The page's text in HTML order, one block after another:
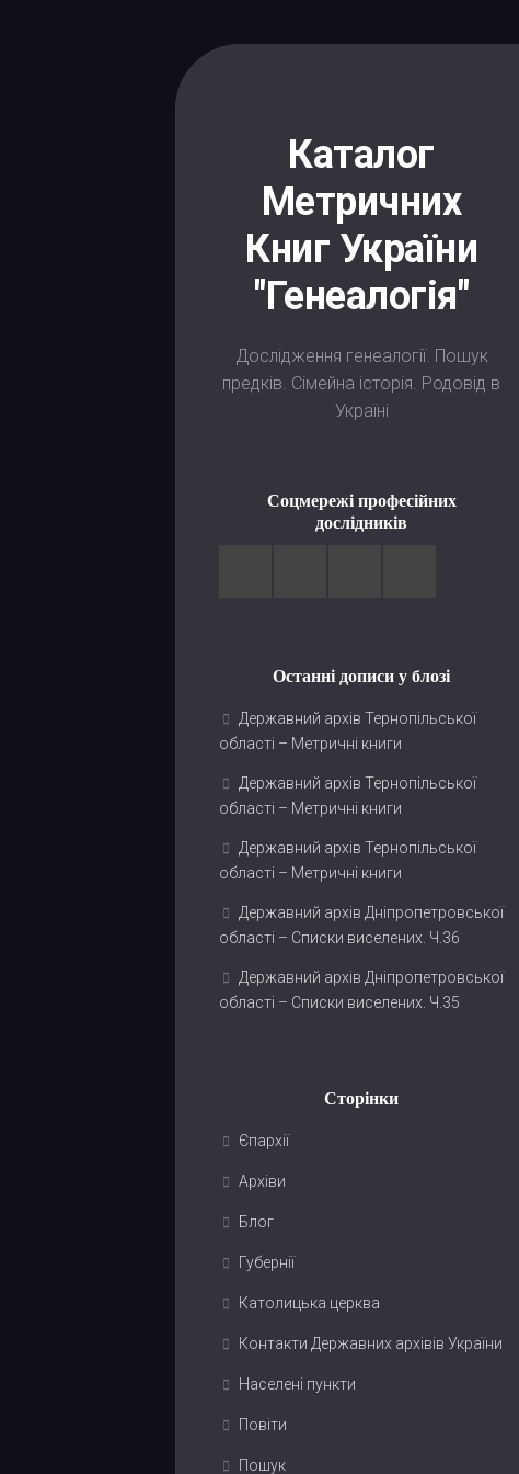
Каталог
Метричних
Книг України
"Генеалогія"
Дослідження генеалогії. Пошук
предків. Сімейна історія. Родовід в
Україні
Соцмережі професійних
дослідників
Останні дописи у блозі
Державний архів Тернопільської
області – Метричні книги
Державний архів Тернопільської
області – Метричні книги
Державний архів Тернопільської
області – Метричні книги
Державний архів Дніпропетровської
області – Списки виселених. Ч.36
Державний архів Дніпропетровської
області – Списки виселених. Ч.35
Сторінки
Єпархії
Архіви
Блог
Губернії
Католицька церква
Контакти Державних архівів України
Населені пункти
Повіти
Пошук